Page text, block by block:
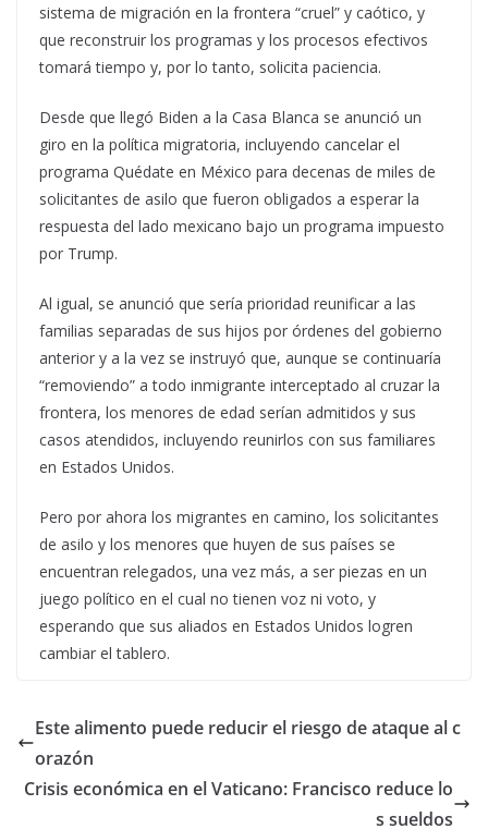
sistema de migración en la frontera “cruel” y caótico, y
que reconstruir los programas y los procesos efectivos
tomará tiempo y, por lo tanto, solicita paciencia.
Desde que llegó Biden a la Casa Blanca se anunció un
giro en la política migratoria, incluyendo cancelar el
programa Quédate en México para decenas de miles de
solicitantes de asilo que fueron obligados a esperar la
respuesta del lado mexicano bajo un programa impuesto
por Trump.
Al igual, se anunció que sería prioridad reunificar a las
familias separadas de sus hijos por órdenes del gobierno
anterior y a la vez se instruyó que, aunque se continuaría
“removiendo” a todo inmigrante interceptado al cruzar la
frontera, los menores de edad serían admitidos y sus
casos atendidos, incluyendo reunirlos con sus familiares
en Estados Unidos.
Pero por ahora los migrantes en camino, los solicitantes
de asilo y los menores que huyen de sus países se
encuentran relegados, una vez más, a ser piezas en un
juego político en el cual no tienen voz ni voto, y
esperando que sus aliados en Estados Unidos logren
cambiar el tablero.
Este alimento puede reducir el riesgo de ataque al c
orazón
Crisis económica en el Vaticano: Francisco reduce lo
s sueldos